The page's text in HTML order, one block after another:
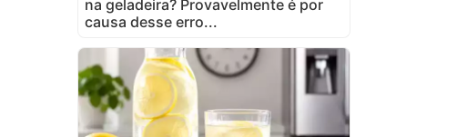
na geladeira? Provavelmente é por
causa desse erro...